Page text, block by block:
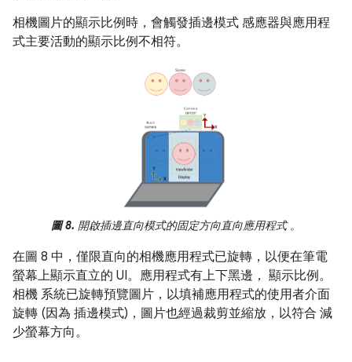
相機圖片的顯示比例時，會觸發插邊模式 感應器與應用程
式主要活動的顯示比例不相符。
圖 8. 開啟插邊直向模式的固定方向直向應用程式 。
在圖 8 中，僅限直向的相機應用程式已旋轉，以便在筆電
螢幕上顯示直立的 UI。應用程式有上下黑邊， 顯示比例。
相機 系統已旋轉預覽圖片，以填補應用程式的使用者介面
旋轉 (因為 插邊模式)，圖片也經過裁剪並縮放，以符合 減
少螢幕方向。